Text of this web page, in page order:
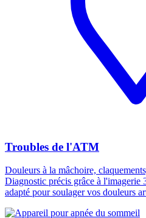
Troubles de l'ATM
Douleurs à la mâchoire,
Diagnostic précis grâce à
adapté pour soulager vos douleurs